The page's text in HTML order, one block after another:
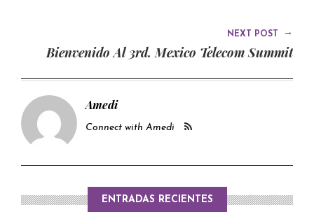
NEXT POST →
Bienvenido Al 3rd. Mexico Telecom Summit
Amedi
Connect with Amedi
ENTRADAS RECIENTES